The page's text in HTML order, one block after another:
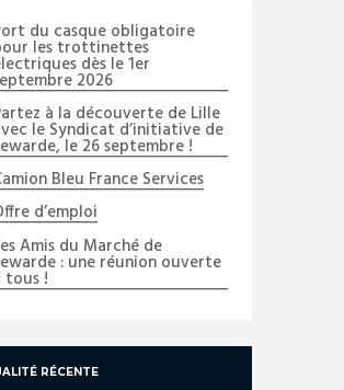
du casque obligatoire
les trottinettes
dès le 1er
2026
à la découverte de Lille
le Syndicat d’initiative de
le 26 septembre !
Bleu France Services
d’emploi
Amis du Marché de
: une réunion ouverte
tous !
RÉCENTE